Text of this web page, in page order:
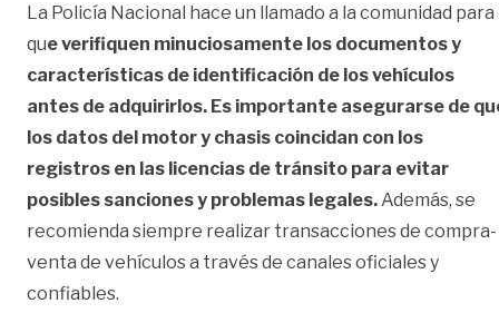
La Policía Nacional hace un llamado a la comunidad para
que verifiquen minuciosamente los documentos y
características de identificación de los vehículos
antes de adquirirlos. Es importante asegurarse de
los datos del motor y chasis coincidan con los
registros en las licencias de tránsito para evitar
posibles sanciones y problemas legales. Además, se
recomienda siempre realizar transacciones de compra-
venta de vehículos a través de canales oficiales y
confiables.